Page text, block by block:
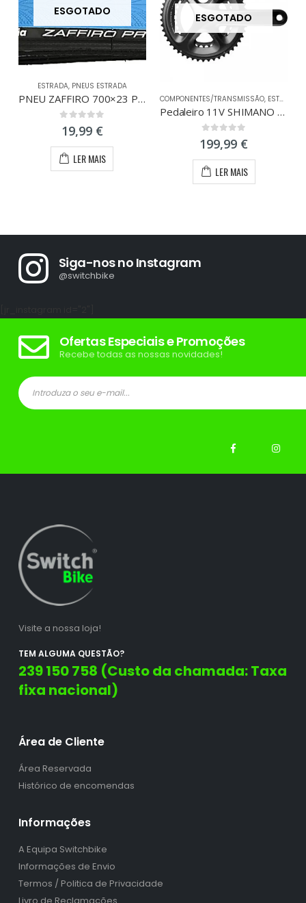
ESGOTADO
ESTRADA, PNEUS ESTRADA
PNEU ZAFFIRO 700×23 PRO FLEX AZUL
0out of 5
19,99 €
LER MAIS
ESGOTADO
COMPONENTES/TRANSMISSÃO, ESTRADA
Pedaleiro 11V SHIMANO ULTEGRA 6800 Compact 34/50
0 out of 5
199,99 €
LER MAIS
Siga-nos no Instagram
@switchbike
Ofertas Especiais e Promoções
Recebe todas as nossas novidades!
Visite a nossa loja!
TEM ALGUMA QUESTÃO?
239 150 758 (Custo da chamada: Taxa
fixa nacional)
Área de Cliente
Área Reservada
Histórico de encomendas
Informações
A Equipa Switchbike
Informações de Envio
Termos / Politica de Privacidade